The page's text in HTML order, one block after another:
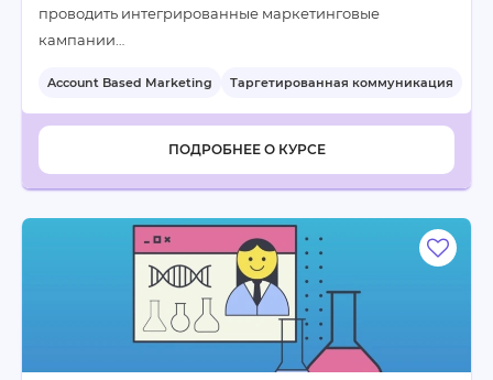
проводить интегрированные маркетинговые
кампании…
Account Based Marketing
Таргетированная коммуникация
+3
ПОДРОБНЕЕ О КУРСЕ